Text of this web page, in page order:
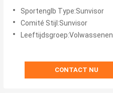
pvc Achtersluiting
Sportenglb Type:Sunvisor
Comité Stijl:Sunvisor
Leeftijdsgroep:Volwassenen
CONTACT NU